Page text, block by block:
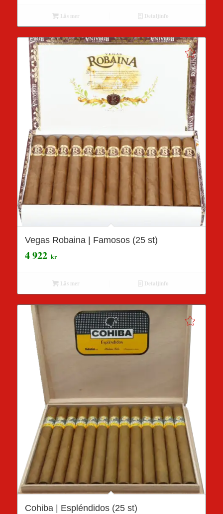
Läs mer Detaljinfo
Vegas Robaina | Famosos (25 st)
4 922 kr
Läs mer Detaljinfo
Cohiba | Espléndidos (25 st)